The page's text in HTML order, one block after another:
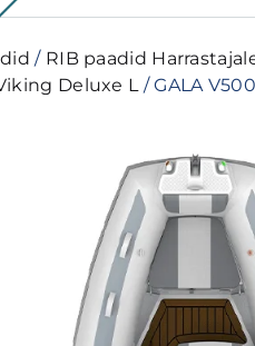
/ RIB paadid
Deluxe L/ GALA V500